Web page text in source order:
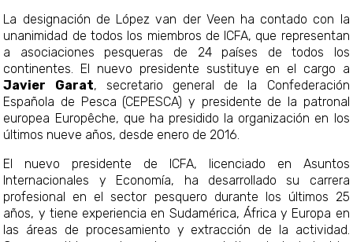
La designación de López van der Veen ha contado con la
unanimidad de todos los miembros de ICFA, que representan
a asociaciones pesqueras de 24 países de todos los
continentes. El nuevo presidente sustituye en el cargo a
Javier Garat, secretario general de la Confederación
Española de Pesca (CEPESCA) y presidente de la patronal
europea Europêche, que ha presidido la organización en los
últimos nueve años, desde enero de 2016.
El nuevo presidente de ICFA, licenciado en Asuntos
Internacionales y Economía, ha desarrollado su carrera
profesional en el sector pesquero durante los últimos 25
años, y tiene experiencia en Sudamérica, África y Europa en
las áreas de procesamiento y extracción de la actividad.